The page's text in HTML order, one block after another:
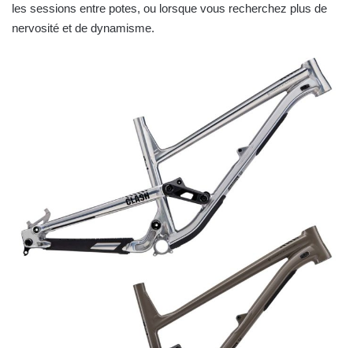
les sessions entre potes, ou lorsque vous recherchez plus de
nervosité et de dynamisme.